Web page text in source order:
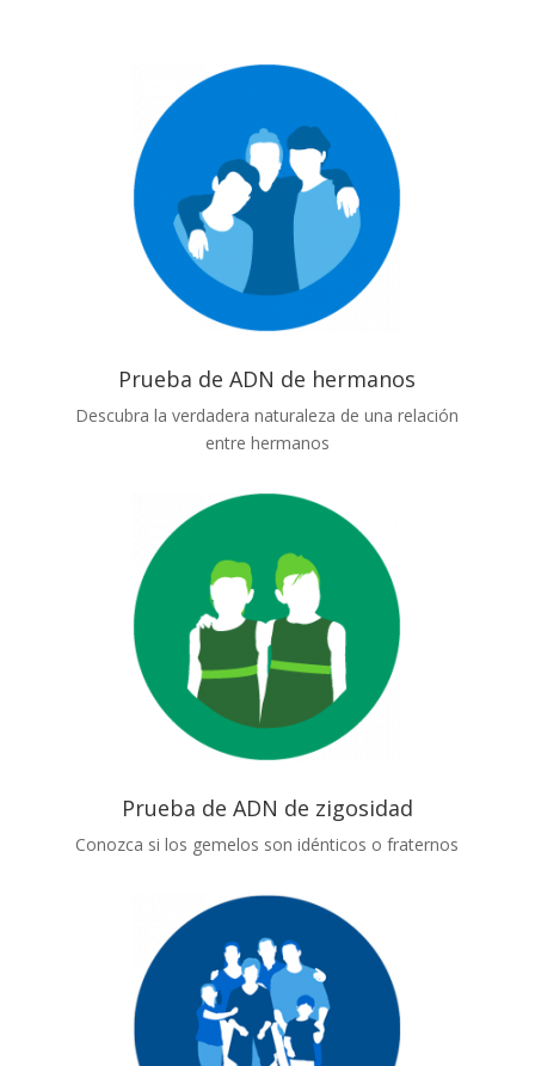
Prueba de ADN de hermanos
Descubra la verdadera naturaleza de una relación
entre hermanos
Prueba de ADN de zigosidad
Conozca si los gemelos son idénticos o fraternos